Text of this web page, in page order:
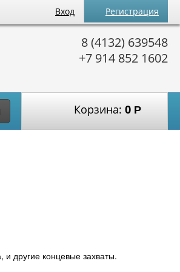
Вход Регистрация
8 (4132) 639548
+7 914 852 1602
Корзина: 0 Р
другие концевые захваты.